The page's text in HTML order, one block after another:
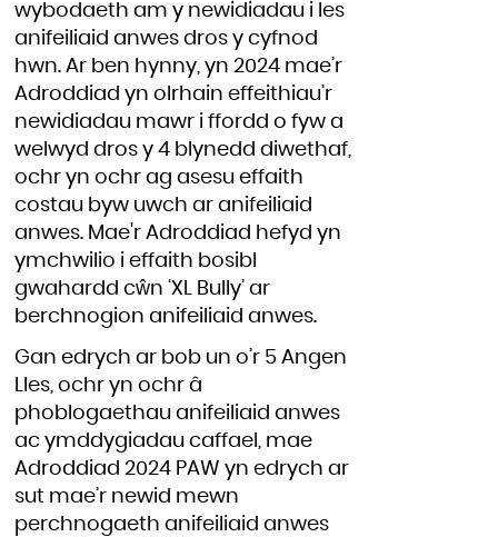
wybodaeth am y newidiadau i les
anifeiliaid anwes dros y cyfnod
hwn. Ar ben hynny, yn 2024 mae’r
Adroddiad yn olrhain effeithiau’r
newidiadau mawr i ffordd o fyw a
welwyd dros y 4 blynedd diwethaf,
ochr yn ochr ag asesu effaith
costau byw uwch ar anifeiliaid
anwes. Mae'r Adroddiad hefyd yn
ymchwilio i effaith bosibl
gwahardd cŵn ‘XL Bully’ ar
berchnogion anifeiliaid anwes.
Gan edrych ar bob un o’r 5 Angen
Lles, ochr yn ochr â
phoblogaethau anifeiliaid anwes
ac ymddygiadau caffael, mae
Adroddiad 2024 PAW yn edrych ar
sut mae’r newid mewn
perchnogaeth anifeiliaid anwes